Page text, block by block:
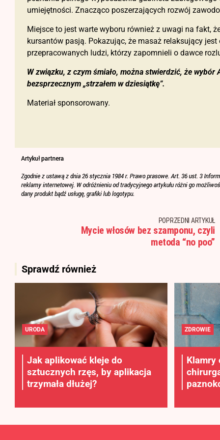
umiejętności. Znacząco poszerzających rozwój
Miejsce to jest warte wyboru również z uwagi na fakt,
kursantów pasją. Pokazując, że masaż relaksujący
przepracowanych ludzi, którzy zapomnieli o dawce
W związku, z czym śmiało, można stwierdzić, że
bezsprzecznym „strzałem w dziesiątkę”.
Materiał sponsorowany.
POPRZEDNI ARTYKUŁ
Mycie włosów bez szamponu, czyli
metoda “no poo”
Sprawdź również
URODA
Jak aplikować kleje do
sztucznych rzęs, by aplikacja
trzymała dłużej?
ZDROWIE
Klamry